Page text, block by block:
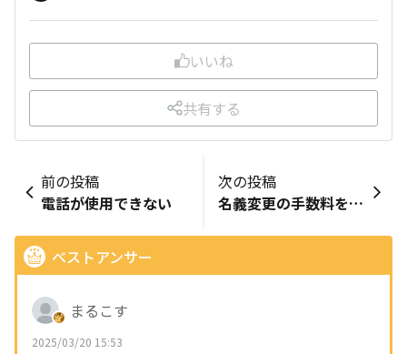
いいね
共有する
前の投稿
電話が使用できない
次の投稿
名義変更の手数料を教えてください
ベストアンサー
まるこす
2025/03/20 15:53